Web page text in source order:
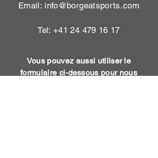
Email: info@borgeatsports.com
Tel:+41 24 479 16 17
Vous pouvez aussi utiliser le
formulaire ci-dessous pour nous